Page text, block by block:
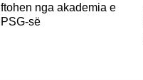
ftohen nga akademia e
PSG-së